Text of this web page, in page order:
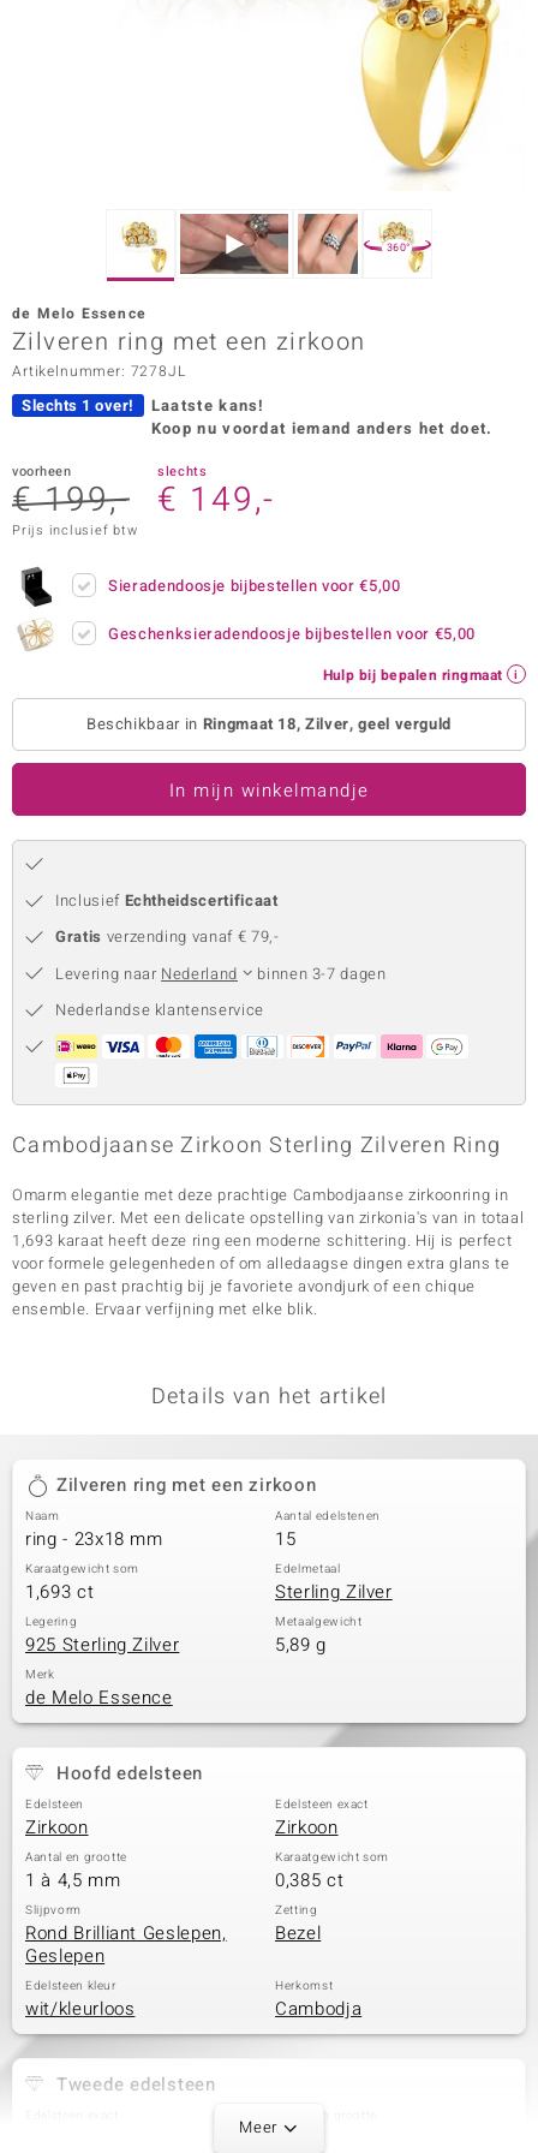
Vogue
in Italy
Paraíso
Collection
360°
de Melo Essence
Zilveren ring met een zirkoon
Artikelnummer: 7278JL
Slechts 1 over!
Laatste kans!
Koop nu voordat iemand anders het doet.
voorheen
€ 199,-
slechts
€ 149,-
Prijs inclusief btw
Sieradendoosje bijbestellen voor€5,00
Geschenksieradendoosje bijbestellen voor €5,00
Hulp bij bepalen ringmaat
Beschikbaar in Ringmaat 18, Zilver, geel verguld
In mijn winkelmandje
Inclusief Echtheidscertificaat
Gratis verzending vanaf € 79,-
Levering naar Nederland
binnen 3-7 dagen
Nederlandse klantenservice
Cambodjaanse Zirkoon Sterling Zilveren Ring
Omarm elegantie met deze prachtige Cambodjaanse zirkoonring in
sterling zilver. Met een delicate opstelling van zirkonia's van in totaal
1,693 karaat heeft deze ring een moderne schittering. Hij is perfect
voor formele gelegenheden of om alledaagse dingen extra glans te
geven en past prachtig bij je favoriete avondjurk of een chique
ensemble. Ervaar verfijning met elke blik.
Details van het artikel
Zilveren ring met een zirkoon
Naam
ring - 23x18 mm
Aantal edelstenen
15
Karaatgewicht som
1,693 ct
Edelmetaal
Sterling Zilver
Legering
925 Sterling Zilver
Metaalgewicht
5,89 g
Merk
de Melo Essence
Hoofd edelsteen
Edelsteen
Zirkoon
Edelsteen exact
Zirkoon
Aantal en grootte
1 à 4,5 mm
Karaatgewicht som
0,385 ct
Slijpvorm
Rond Brilliant Geslepen,
Geslepen
Zetting
Bezel
Edelsteen kleur
wit/kleurloos
Herkomst
Cambodja
Tweede edelsteen
1 à 4 mm
Meer